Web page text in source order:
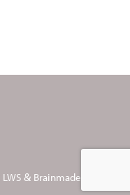
LWS & Brainmade Agency